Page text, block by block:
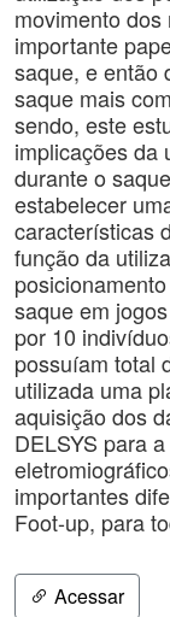
movimento
importante
saque, e então
saque mais
sendo, este
implicações da
durante o
estabelecer
características
função da
saque em
por 10
possuíam total
utilizada uma
aquisição dos
DELSYS para
importantes
Foot-up, para
Acessar